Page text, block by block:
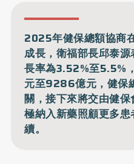
2025年健保總額協商
成長，衛福部長邱泰
長率為3.52%至5.5%
元至9286億元，健保
關，接下來將交由健
極納入新藥照顧更多
續。